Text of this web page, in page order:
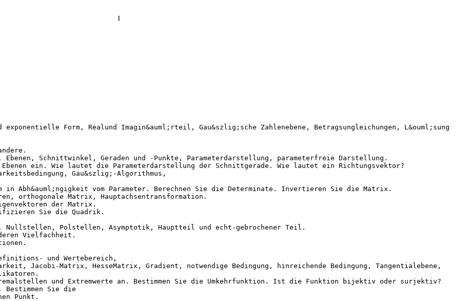
Form, Realund Imagin&auml;rteil, Gau&szlig;sche Zahlenebene, Betragsungleichungen, L&ouml;sung
Ebenen, Schnittwinkel, Geraden und -Punkte, Parameterdarstellung, parameterfreie Darstellung.
ein. Wie lautet die Parameterdarstellung der Schnittgerade. Wie lautet ein Richtungsvektor?
Gau&szlig;-Algorithmus,
in Abh&auml;ngigkeit vom Parameter. Berechnen Sie die Determinate. Invertieren Sie die Matrix.
orthogonale Matrix, Hauptachsentransformation.
der Matrix.
Sie die Quadrik.
Nullstellen, Polstellen, Asymptotik, Hauptteil und echt-gebrochener Teil.
Vielfachheit.
und Wertebereich,
Jacobi-Matrix, HesseMatrix, Gradient, notwendige Bedingung, hinreichende Bedingung, Tangentialebene,
und Extremwerte an. Bestimmen Sie die Umkehrfunktion. Ist die Funktion bijektiv oder surjektiv?
Sie die
Punkt.